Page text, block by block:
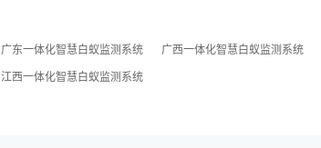
广东一体化智慧白蚁监测系统 广西一体化智慧白蚁监测系统
江西一体化智慧白蚁监测系统